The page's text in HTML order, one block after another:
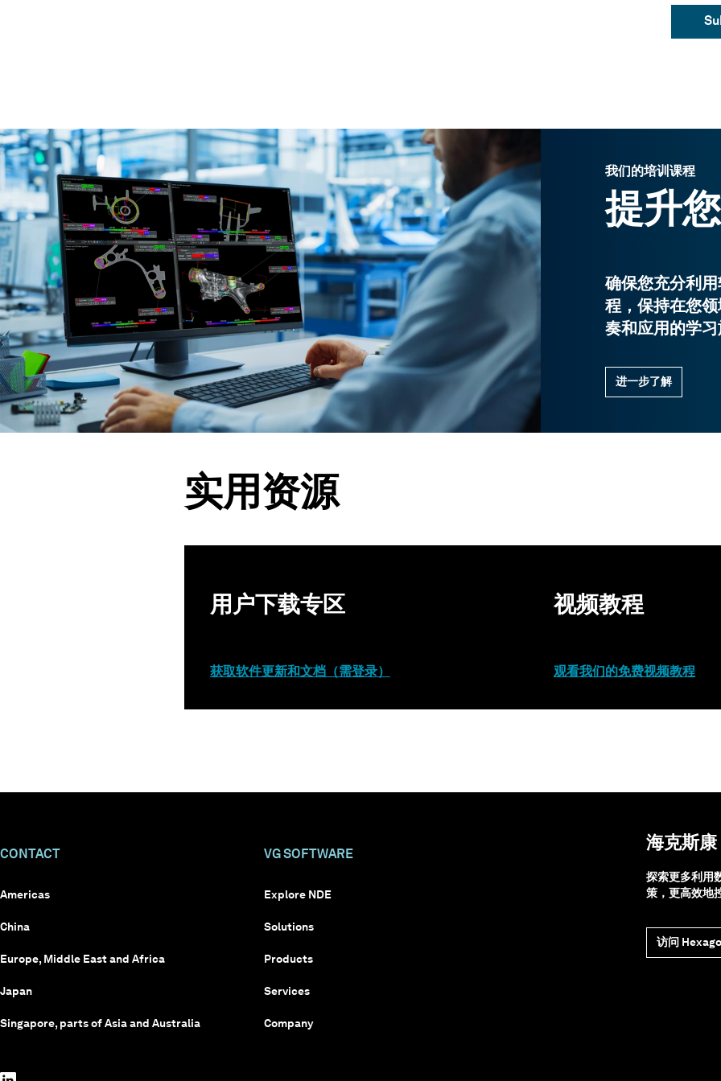
*
Please select a country
我们的培训课程
提升
确保您充分利
程，保持在您
奏和应用的学
进一步了解
实用资源
用户下载专区
获取软件更新和文档（需登录）
视频教程
观看我们的免费视频教程
CONTACT
Americas
China
Europe, Middle East and Africa
Japan
Singapore, parts of Asia and Australia
VG SOFTWARE
Explore NDE
Solutions
Products
Services
Company
海克斯
探索更多利用
策，更高效地
访问